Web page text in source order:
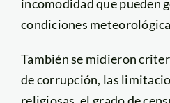
incomodidad que pueden
condiciones
También se midieron
de corrupción, las